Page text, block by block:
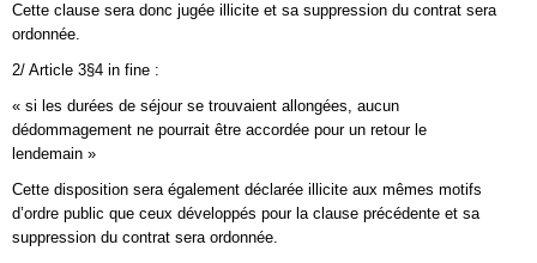
Cette clause sera donc jugée illicite et sa suppression du contrat sera
ordonnée.
2/ Article 3§4 in fine :
« si les durées de séjour se trouvaient allongées, aucun
dédommagement ne pourrait être accordée pour un retour le
lendemain »
Cette disposition sera également déclarée illicite aux mêmes motifs
d’ordre public que ceux développés pour la clause précédente et sa
suppression du contrat sera ordonnée.